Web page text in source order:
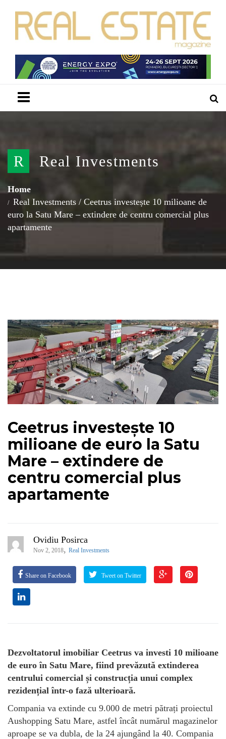
R Real Investments
Home
Real Investments / Ceetrus investește 10 milioane de
euro la Satu Mare – extindere de centru comercial plus
apartamente
Ceetrus investește 10
milioane de euro la Satu
Mare – extindere de
centru comercial plus
apartamente
Ovidiu Posirca
Nov 2, 2018, Real Investments
Share on Facebook Tweet on Twitter
Dezvoltatorul imobiliar Ceetrus va investi 10 milioane
de euro în Satu Mare, fiind prevăzută extinderea
centrului comercial și construcția unui complex
rezidențial într-o fază ulterioară.
Compania va extinde cu 9.000 de metri pătrați proiectul
Aushopping Satu Mare, astfel încât numărul magazinelor
aproape se va dubla, de la 24 ajungând la 40. Compania